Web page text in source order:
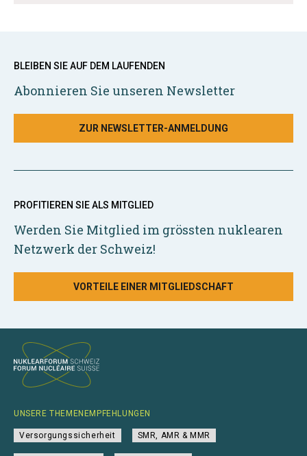
BLEIBEN SIE AUF DEM LAUFENDEN
Abonnieren Sie unseren Newsletter
ZUR NEWSLETTER-ANMELDUNG
PROFITIEREN SIE ALS MITGLIED
Werden Sie Mitglied im grössten nuklearen
Netzwerk der Schweiz!
VORTEILE EINER MITGLIEDSCHAFT
UNSERE THEMENEMPFEHLUNGEN
Versorgungssicherheit SMR, AMR & MMR